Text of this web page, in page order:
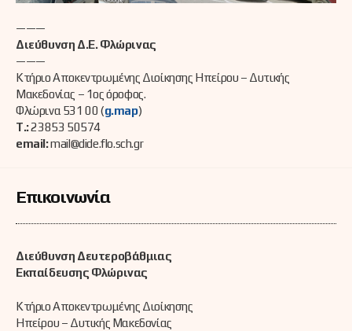
———
Διεύθυνση Δ.Ε. Φλώρινας
———
Κτήριο Αποκεντρωμένης Διοίκησης Ηπείρου – Δυτικής
Μακεδονίας – 1ος όροφος.
Φλώρινα 531 00 (g.map)
Τ.:23853 50574
email:mail@dide.flo.sch.gr
Επικοινωνία
Διεύθυνση Δευτεροβάθμιας
Εκπαίδευσης Φλώρινας
Κτήριο Αποκεντρωμένης Διοίκησης
Ηπείρου – Δυτικής Μακεδονίας